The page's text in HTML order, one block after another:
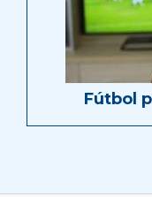
Fútbol